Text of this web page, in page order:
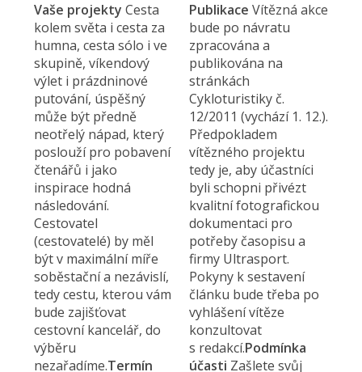
Vaše projekty Cesta
kolem světa i cesta za
humna, cesta sólo i ve
skupině, víkendový
výlet i prázdninové
putování, úspěšný
může být předně
neotřelý nápad, který
poslouží pro pobavení
čtenářů i jako
inspirace hodná
následování.
Cestovatel
(cestovatelé) by měl
být v maximální míře
soběstační a nezávislí,
tedy cestu, kterou vám
bude zajišťovat
cestovní kancelář, do
výběru
nezařadíme.Termín
Publikace Vítězná akce
bude po návratu
zpracována a
publikována na
stránkách
Cykloturistiky č.
12/2011 (vychází 1. 12.).
Předpokladem
vítězného projektu
tedy je, aby účastníci
byli schopni přivézt
kvalitní fotografickou
dokumentaci pro
potřeby časopisu a
firmy Ultrasport.
Pokyny k sestavení
článku bude třeba po
vyhlášení vítěze
konzultovat
s redakcí.Podmínka
účasti Zašlete svůj